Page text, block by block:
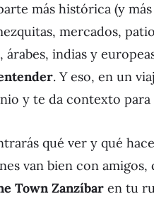
más histórica (y
mercados,
indias y
. Y eso, en un
y te da contexto
qué ver y qué
van bien con
Town Zanzíbar en tu